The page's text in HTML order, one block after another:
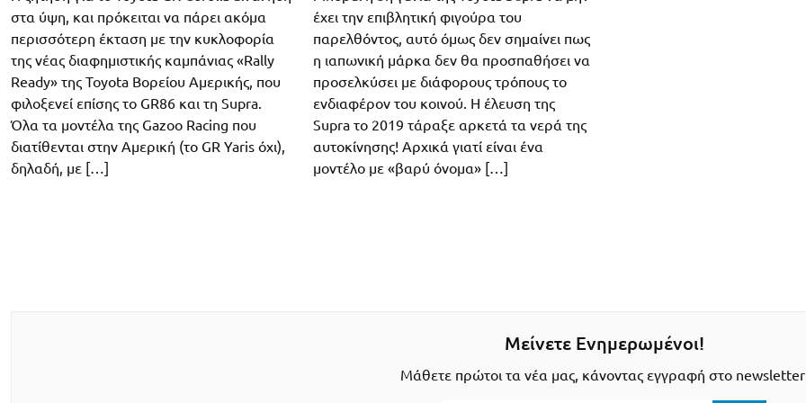
στα ύψη, και πρόκειται να πάρει ακόμα
περισσότερη έκταση με την κυκλοφορία
της νέας διαφημιστικής καμπάνιας «Rally
Ready» της Toyota Βορείου Αμερικής, που
φιλοξενεί επίσης το GR86 και τη Supra.
Όλα τα μοντέλα της Gazoo Racing που
διατίθενται στην Αμερική (το GR Yaris όχι),
δηλαδή, με […]
έχει την επιβλητική φιγούρα του
παρελθόντος, αυτό όμως δεν σημαίνει πως
η ιαπωνική μάρκα δεν θα προσπαθήσει να
προσελκύσει με διάφορους τρόπους το
ενδιαφέρον του κοινού. Η έλευση της
Supra το 2019 τάραξε αρκετά τα νερά της
αυτοκίνησης! Αρχικά γιατί είναι ένα
μοντέλο με «βαρύ όνομα» […]
Μείνετε Ενημερωμένοι!
Μάθετε πρώτοι τα νέα μας, κάνοντας εγγραφή στο